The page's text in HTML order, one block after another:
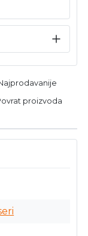
proizvoda